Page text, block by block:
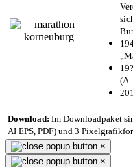
(A.
Download: Im Downloadpaket
AI EPS, PDF) und 3
×
×